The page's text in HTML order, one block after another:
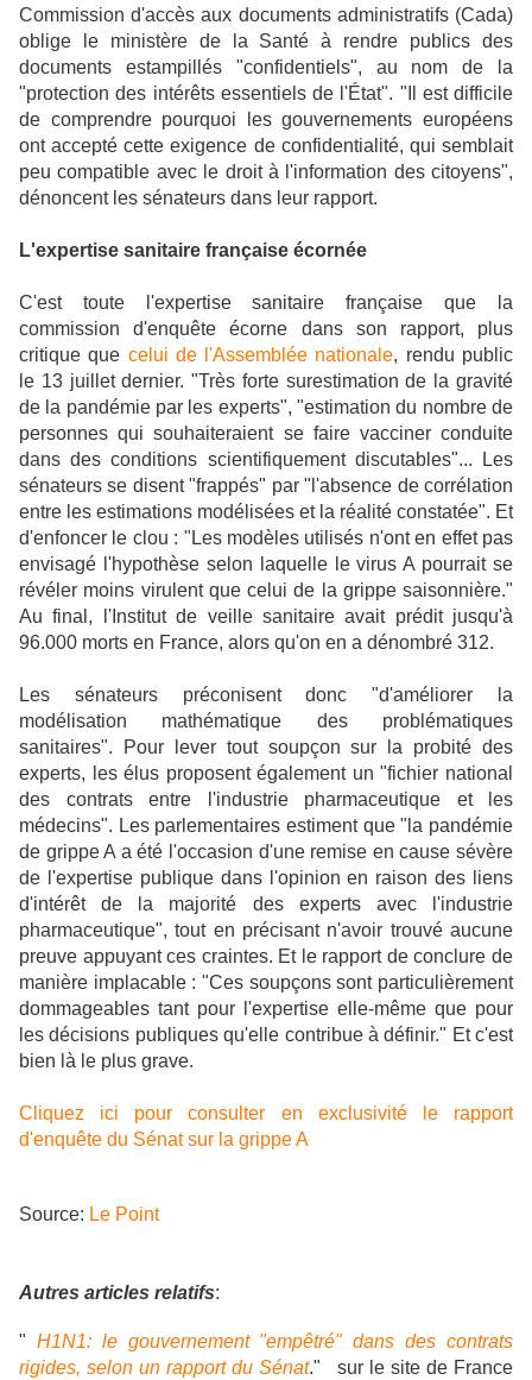
Commission d'accès aux documents administratifs (Cada)
oblige le ministère de la Santé à rendre publics des
documents estampillés "confidentiels", au nom de la
"protection des intérêts essentiels de l'État". "Il est difficile
de comprendre pourquoi les gouvernements européens
ont accepté cette exigence de confidentialité, qui semblait
peu compatible avec le droit à l'information des citoyens",
dénoncent les sénateurs dans leur rapport.
L'expertise sanitaire française écornée
C'est toute l'expertise sanitaire française que la
commission d'enquête écorne dans son rapport, plus
critique que celui de l'Assemblée nationale, rendu public
le 13 juillet dernier. "Très forte surestimation de la gravité
de la pandémie par les experts", "estimation du nombre de
personnes qui souhaiteraient se faire vacciner conduite
dans des conditions scientifiquement discutables"... Les
sénateurs se disent "frappés" par "l'absence de corrélation
entre les estimations modélisées et la réalité constatée". Et
d'enfoncer le clou : "Les modèles utilisés n'ont en effet pas
envisagé l'hypothèse selon laquelle le virus A pourrait se
révéler moins virulent que celui de la grippe saisonnière."
Au final, l'Institut de veille sanitaire avait prédit jusqu'à
96.000 morts en France, alors qu'on en a dénombré 312.
Les sénateurs préconisent donc "d'améliorer la
modélisation mathématique des problématiques
sanitaires". Pour lever tout soupçon sur la probité des
experts, les élus proposent également un "fichier national
des contrats entre l'industrie pharmaceutique et les
médecins". Les parlementaires estiment que "la pandémie
de grippe A a été l'occasion d'une remise en cause sévère
de l'expertise publique dans l'opinion en raison des liens
d'intérêt de la majorité des experts avec l'industrie
pharmaceutique", tout en précisant n'avoir trouvé aucune
preuve appuyant ces craintes. Et le rapport de conclure de
manière implacable : "Ces soupçons sont particulièrement
dommageables tant pour l'expertise elle-même que pour
les décisions publiques qu'elle contribue à définir." Et c'est
bien là le plus grave.
Cliquez ici pour consulter en exclusivité le rapport
d'enquête du Sénat sur la grippe A
Source: Le Point
Autres articles relatifs:
" H1N1: le gouvernement "empêtré" dans des contrats
rigides, selon un rapport du Sénat." sur le site de France